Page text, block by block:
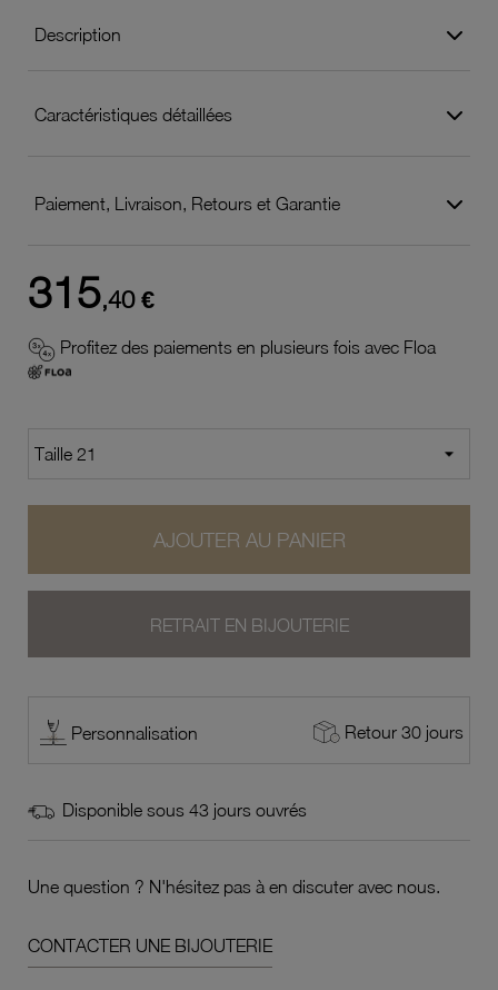
Description
Caractéristiques détaillées
Paiement, Livraison, Retours et Garantie
315,40 €
Profitez des paiements en plusieurs fois avec Floa
AJOUTER AU PANIER
RETRAIT EN BIJOUTERIE
Personnalisation Retour 30 jours
Disponible sous 43 jours ouvrés
Une question ? N'hésitez pas à en discuter avec nous.
CONTACTER UNE BIJOUTERIE